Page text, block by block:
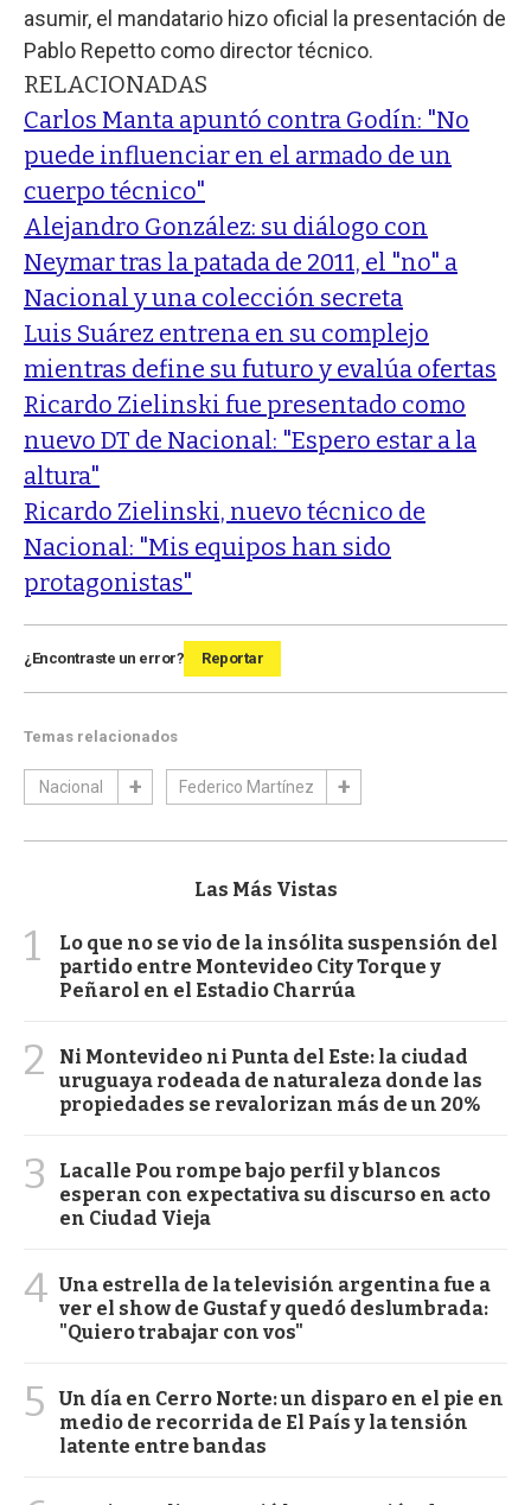
asumir, el mandatario hizo oficial la presentación de
Pablo Repetto como director técnico.
RELACIONADAS
Carlos Manta apuntó contra Godín: "No
puede influenciar en el armado de un
cuerpo técnico"
Alejandro González: su diálogo con
Neymar tras la patada de 2011, el "no" a
Nacional y una colección secreta
Luis Suárez entrena en su complejo
mientras define su futuro y evalúa ofertas
Ricardo Zielinski fue presentado como
nuevo DT de Nacional: "Espero estar a la
altura"
Ricardo Zielinski, nuevo técnico de
Nacional: "Mis equipos han sido
protagonistas"
¿Encontraste un error? Reportar
Temas relacionados
Nacional Federico Martínez
Las Más Vistas
1
Lo que no se vio de la insólita suspensión del
partido entre Montevideo City Torque y
Peñarol en el Estadio Charrúa
2
Ni Montevideo ni Punta del Este: la ciudad
uruguaya rodeada de naturaleza donde las
propiedades se revalorizan más de un 20%
3
Lacalle Pou rompe bajo perfil y blancos
esperan con expectativa su discurso en acto
en Ciudad Vieja
4 Una estrella de la televisión argentina fue a
ver el show de Gustaf y quedó deslumbrada:
"Quiero trabajar con vos"
5
Un día en Cerro Norte: un disparo en el pie en
medio de recorrida de El País y la tensión
latente entre bandas